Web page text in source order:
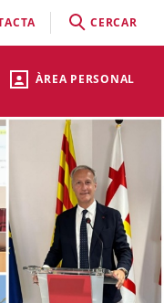
ÀREA PERSONAL
CERCAR